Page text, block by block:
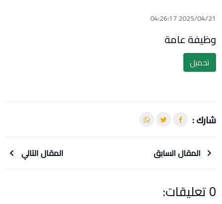
2025/04/21 04:26:17
وظيفة عامة
تحميل
شارك :
المقال السابق المقال التالي
0 تعليقات: